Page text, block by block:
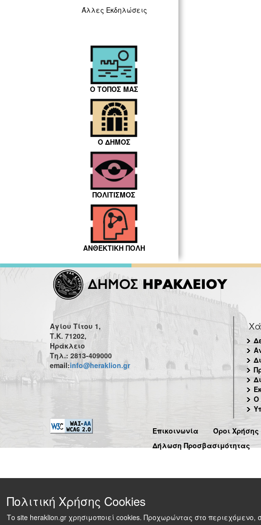
Άλλες Εκδηλώσεις
Ο ΤΟΠΟΣ ΜΑΣ
Ο ΔΗΜΟΣ
ΠΟΛΙΤΙΣΜΟΣ
ΑΝΘΕΚΤΙΚΗ ΠΟΛΗ
Αγίου Τίτου 1,
Τ.Κ. 71202,
Ηράκλειο
Τηλ.: 2813-409000
email:info@heraklion.gr
Ο
Επικοινωνία
Όροι Χρήσης
Δήλωση Προσβασιμότητας
Πολιτική Χρήσης Cookies
Το site heraklion.gr χρησιμοποιεί cookies. Προχωρώντας στο περιεχόμενο,